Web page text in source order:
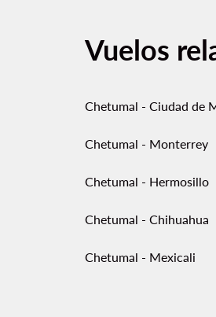
Vuelos
Chetumal - Ciudad de
Chetumal - Monterrey
Chetumal - Hermosillo
Chetumal - Chihuahua
Chetumal - Mexicali